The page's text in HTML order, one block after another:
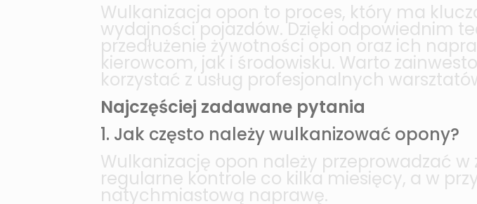
Wulkanizacja opon to proces, który ma
wydajności pojazdów. Dzięki odpowiednim
przedłużenie żywotności opon oraz ich
kierowcom, jak i środowisku. Warto
korzystać z usług profesjonalnych
Najczęściej zadawane pytania
1. Jak często należy wulkanizować opony?
Wulkanizację opon należy przeprowadzać
regularne kontrole co kilka miesięcy, a w
natychmiastową naprawę.